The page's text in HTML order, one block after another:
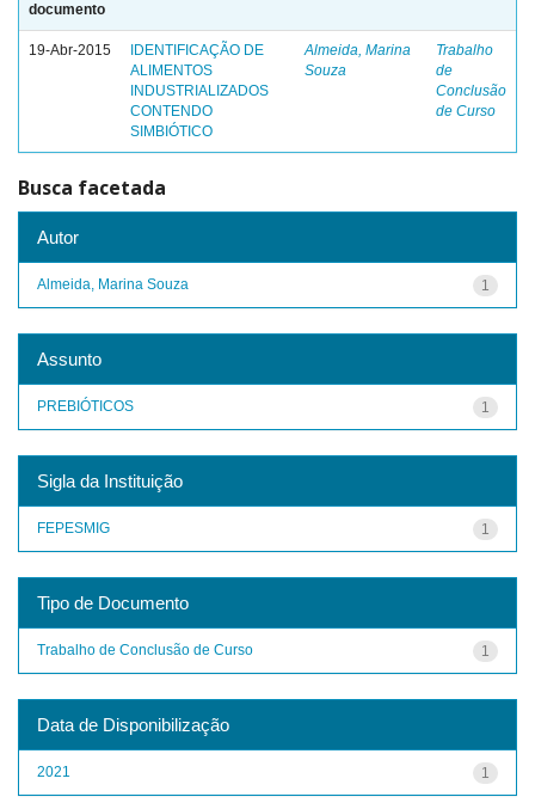
documento
19-Abr-2015
IDENTIFICAÇÃO DE
ALIMENTOS
INDUSTRIALIZADOS
CONTENDO
SIMBIÓTICO
Almeida, Marina
Souza
Trabalho
de
Conclusão
de Curso
Busca facetada
Autor
1
Almeida, Marina Souza
Assunto
1
PREBIÓTICOS
Sigla da Instituição
1
FEPESMIG
Tipo de Documento
1
Trabalho de Conclusão de Curso
Data de Disponibilização
1
2021